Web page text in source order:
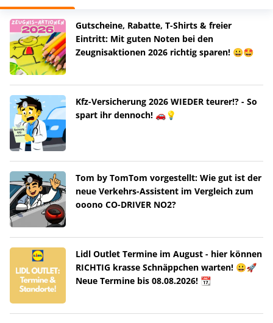
Gutscheine, Rabatte, T-Shirts & freier
Eintritt: Mit guten Noten bei den
Zeugnisaktionen 2026 richtig sparen! 😀🤩
Kfz-Versicherung 2026 WIEDER teurer!? - So
spart ihr dennoch! 🚗💡
Tom by TomTom vorgestellt: Wie gut ist der
neue Verkehrs-Assistent im Vergleich zum
ooono CO-DRIVER NO2?
Lidl Outlet Termine im August - hier können
RICHTIG krasse Schnäppchen warten! 😀🚀
Neue Termine bis 08.08.2026! 📆